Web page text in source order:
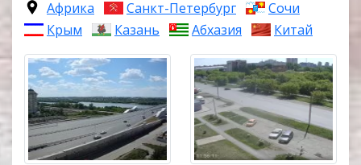
Африка Санкт-Петербург
Сочи
Крым
Казань Абхазия Китай